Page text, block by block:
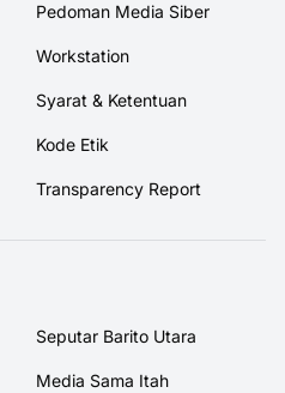
Pedoman Media Siber
Workstation
Syarat & Ketentuan
Kode Etik
Transparency Report
Seputar Barito Utara
Media Sama Itah